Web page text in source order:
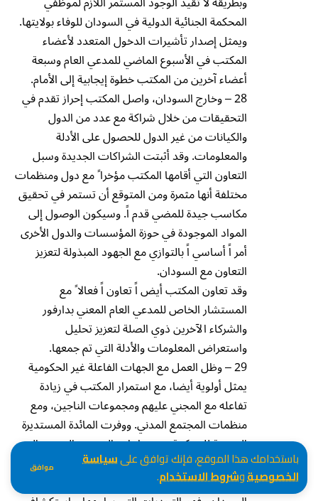
باستخدامك هذا الموقع، فإنك توافق علىسياسة
الخصوصيةوشروط الاستخدام. موافق
المحكمة الجنائية الدولية في السودان للوفاء بولايتها.
ويمثل إصدار تأشيرات الدخول المتعدد لأعضاء
المكتب في الأسبوع الماضي للمدعي العام وسبعة
أعضاء آخرين من المكتب خطوة إيجابية إلى الأمام.
28 – وخارج السودان، واصل المكتب إحراز تقدم في
التحقيقات من خلال شراكة مع عدد من الدول
والكيانات من غير الدول للحصول على الأدلة
والمعلومات. وقد أثبتت الشراكات الجديدة وسبل
التعاون التي أقامها المكتب مؤخرا ً مع دول ومنظمات
مختلفة أنها مثمرة ومن المتوقع أن تستمر في تحقيق
مكاسب جيدة للمضي قدم اً. وسيكون الوصول إلى
المواد الموجودة في حوزة المؤسسات والدول الأخرى
أمر اً أساسي اً بالتوازي مع الجهود المبذولة لتعزيز
التعاون مع السودان.
وقد تعاون المكتب أيض اً تعاون اً فعالا ً مع
المستشار الخاص للمدعي العام المعني بدارفور
والشركاء الآخرين ذوي الصلة لتعزيز تحليل
واستعراض المعلومات والأدلة التي تم جمعها.
29 – وظل العمل مع الجهات الفاعلة غير الحكومية
يمثل أولوية أيضا، مع استمرار المكتب في زيادة
تفاعله مع المجني عليهم ومجموعات الناجين، ومع
منظمات المجتمع المدني. ووفرت المائدة المستديرة
السنوية للمحكمة مع منظمات المجتمع المدني، التي
عقدت في 1 حزيران/يونيه 2022، محفلا ً آخر تمكن
المكتب من خلاله من تعميق فهم أنشطته في